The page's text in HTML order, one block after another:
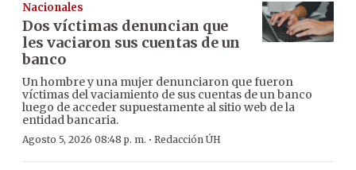
Nacionales
Dos víctimas denuncian que
les vaciaron sus cuentas de un
banco
Un hombre y una mujer denunciaron que fueron
víctimas del vaciamiento de sus cuentas de un banco
luego de acceder supuestamente al sitio web de la
entidad bancaria.
Agosto 5, 2026 08:48 p. m. · Redacción ÚH